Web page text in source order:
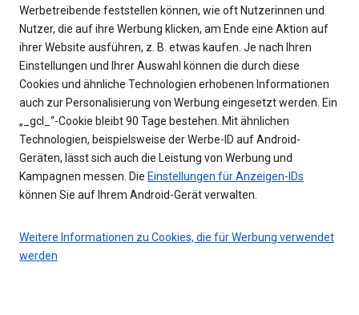
Werbetreibende feststellen können, wie oft Nutzerinnen und
Nutzer, die auf ihre Werbung klicken, am Ende eine Aktion auf
ihrer Website ausführen, z. B. etwas kaufen. Je nach Ihren
Einstellungen und Ihrer Auswahl können die durch diese
Cookies und ähnliche Technologien erhobenen Informationen
auch zur Personalisierung von Werbung eingesetzt werden. Ein
„_gcl_“-Cookie bleibt 90 Tage bestehen. Mit ähnlichen
Technologien, beispielsweise der Werbe-ID auf Android-
Geräten, lässt sich auch die Leistung von Werbung und
Kampagnen messen. Die Einstellungen für Anzeigen-IDs
können Sie auf Ihrem Android-Gerät verwalten.
Weitere Informationen zu Cookies, die für Werbung verwendet
werden